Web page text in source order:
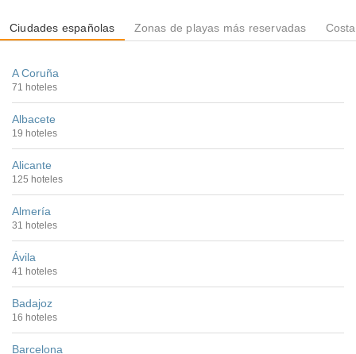
Ciudades españolas Zonas de playas más reservadas
A Coruña
71 hoteles
Albacete
19 hoteles
Alicante
125 hoteles
Almería
31 hoteles
Ávila
41 hoteles
Badajoz
16 hoteles
Barcelona